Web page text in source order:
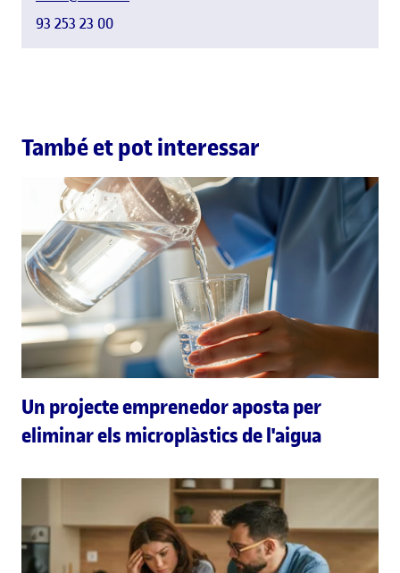
93 253 23 00
També et pot interessar
Un projecte emprenedor aposta per
eliminar els microplàstics de l'aigua